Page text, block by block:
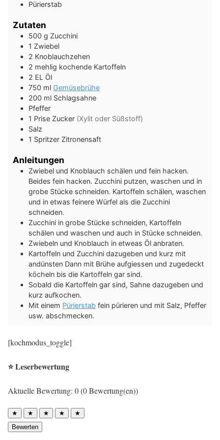
Pürierstab
Zutaten
500 g Zucchini
1 Zwiebel
2 Knoblauchzehen
2 mehlig kochende Kartoffeln
2 EL Öl
750 ml Gemüsebrühe
200 ml Schlagsahne
Pfeffer
1 Prise Zucker (Xylit oder Süßstoff)
Salz
1 Spritzer Zitronensaft
Anleitungen
Zwiebel und Knoblauch schälen und fein hacken.
Beides fein hacken. Zucchini putzen, waschen und in
grobe Stücke schneiden. Kartoffeln schälen, waschen
und in etwas feinere Würfel als die Zucchini
schneiden.
Zucchini in grobe Stücke schneiden, Kartoffeln
schälen und waschen und auch in Stücke schneiden.
Zwiebeln und Knoblauch in etweas Öl anbraten.
Kartoffeln und Zucchini dazugeben und kurz mit
andünsten Dann mit Brühe aufgiessen und zugedeckt
köcheln bis die Kartoffeln gar sind.
Sobald die Kartoffeln gar sind, Sahne dazugeben und
kurz aufkochen.
Mit einem Pürierstab fein pürieren und mit Salz, Pfeffer
usw. abschmecken.
[kochmodus_toggle]
⭐ Leserbewertung
Aktuelle Bewertung: 0 (0 Bewertung(en))
★ ★ ★ ★
★
Bewerten